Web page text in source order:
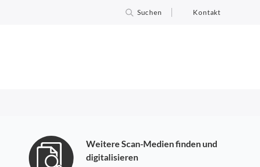
Suchen Kontakt
Weitere Scan-Medien finden und
digitalisieren